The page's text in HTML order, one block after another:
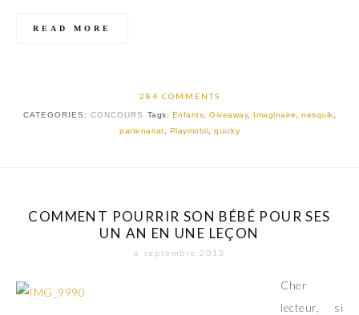
READ MORE
284 COMMENTS
CATEGORIES: CONCOURS Tags: Enfants ,Giveaway, Imaginaire ,nesquik
partenariat
Playmobil quicky
COMMENT POURRIR SON BÉBÉ POUR SES
UN AN EN UNE LEÇON
6 septembre 2013
Cher
lecteur, si